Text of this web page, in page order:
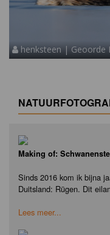
henksteen | Geoorde
Making of:
Sinds 2016 kom ik bijna
Duitsland: Rügen. Dit
Lees meer...